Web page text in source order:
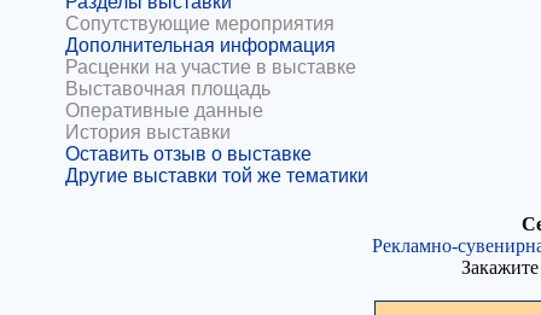
Сопутствующие мероприятия
Дополнительная информация
Расценки на участие в выставке
Выставочная площадь
Оперативные данные
История выставки
Оставить отзыв о выставке
Другие выставки той же тематики
Рекламно-